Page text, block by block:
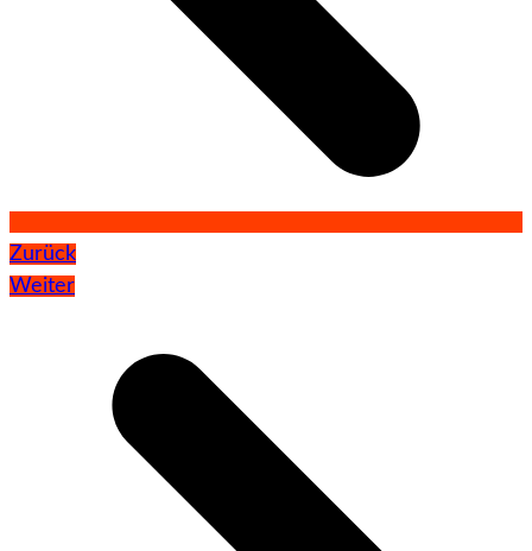
Zurück
Weiter